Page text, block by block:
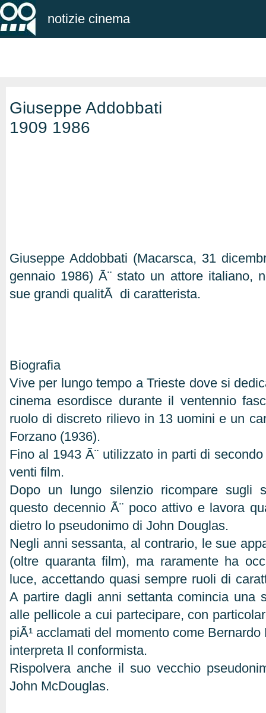
notizie cinema
Giuseppe Addobbati
1909 1986
Giuseppe Addobbati (Macarsca, 31
gennaio 1986) Ã¨ stato un attore italiano,
sue grandi qualitÃ di caratterista.
Biografia
Vive per lungo tempo a Trieste dove si
cinema esordisce durante il ventennio
ruolo di discreto rilievo in 13 uomini e un
Forzano (1936).
Fino al 1943 Ã¨ utilizzato in parti di
venti film.
Dopo un lungo silenzio ricompare sugli
questo decennio Ã¨ poco attivo e lavora
dietro lo pseudonimo di John Douglas.
Negli anni sessanta, al contrario, le sue
(oltre quaranta film), ma raramente ha
luce, accettando quasi sempre ruoli di
A partire dagli anni settanta comincia una
alle pellicole a cui partecipare, con
piÃ¹ acclamati del momento come
interpreta Il conformista.
Rispolvera anche il suo vecchio
John McDouglas.